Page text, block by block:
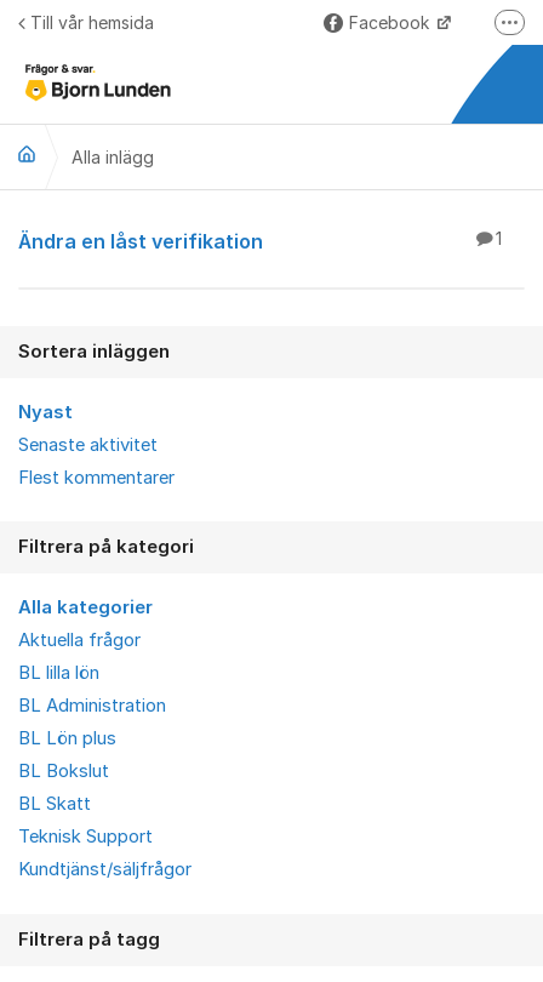
Hoppa till innehåll
Till vår hemsida Facebook
Alla inlägg
Alla inlägg
Ändra en låst verifikation 1
Sortera inläggen
Nyast
Senaste aktivitet
Flest kommentarer
Filtrera på kategori
Alla kategorier
Aktuella frågor
BL lilla lön
BL Administration
BL Lön plus
BL Bokslut
BL Skatt
Teknisk Support
Kundtjänst/säljfrågor
Filtrera på tagg